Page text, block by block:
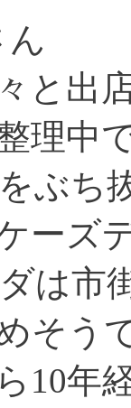
ん
と出
理中
ぶち
ーズ
は市
そう
10年